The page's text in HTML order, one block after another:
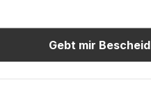
Gebt mir Bescheid